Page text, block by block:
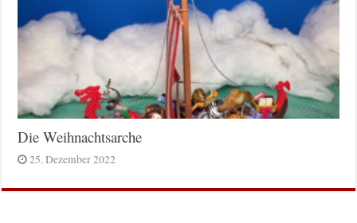
Die Weihnachtsarche
25. Dezember 2022